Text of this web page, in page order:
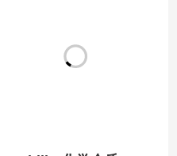
到-45℃连续控温； 循环
管路全密闭处理，⽆油雾